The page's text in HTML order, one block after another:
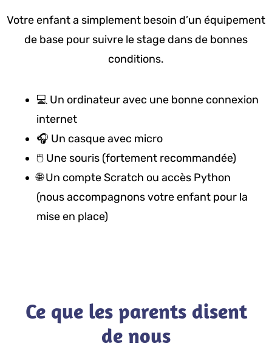
Votre enfant a simplement besoin d’un équipement
de base pour suivre le stage dans de bonnes
conditions.
💻 Un ordinateur avec une bonne connexion
internet
🎧 Un casque avec micro
🖱️ Une souris (fortement recommandée)
🌐 Un compte Scratch ou accès Python
(nous accompagnons votre enfant pour la
mise en place)
Ce que les parents disent
de nous